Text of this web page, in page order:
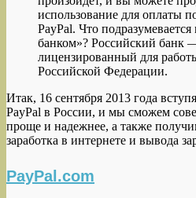
использование для оплаты
PayPal. Что
банком»? Российский банк
лицензированный для
Российской Федерации.
Итак, 16 сентября 2013 года
PayPal в России, и мы сможем
проще и надежнее, а также
заработка в интернете и вывода
PayPal.com